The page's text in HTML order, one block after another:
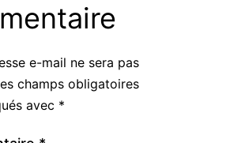
e-mail ne sera pas
champs obligatoires
avec *